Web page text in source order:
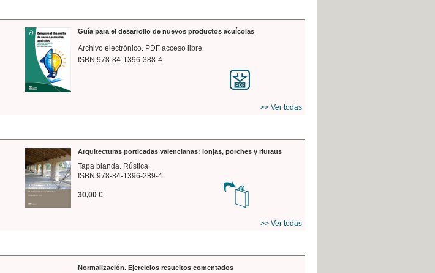
Guía para el desarrollo de nuevos productos acuícolas
Archivo electrónico. PDF acceso libre
ISBN:978-84-1396-388-4
>> Ver todas
Arquitecturas porticadas valencianas: lonjas, porches y riuraus
Tapa blanda. Rústica
ISBN:978-84-1396-289-4
30,00 €
>> Ver todas
Normalización. Ejercicios resueltos comentados